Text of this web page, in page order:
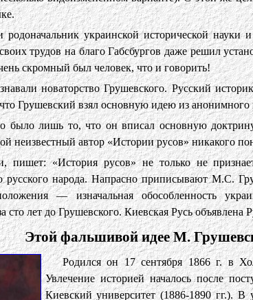
украинской исторической науки
трудов на благо Габсбургов даже решил
скромный был человек, что и говорить!
новаторство Грушевского. Русский
что Грушевский взял основную идею из
было лишь то, что он вписал основную
неизвестный автор «Истории русов» никакого
пишет: «История русов» не только не
русского народа. Напрасно приписывают М.С.
— изначальная обособленность
сто лет до Грушевского. Киевская Русь объявлена
Этой фальшивой идее М.
Родился он 17 сентября 1866 г. в
Увлечение историей началось после
Киевский университет (1886-1890 гг.). В